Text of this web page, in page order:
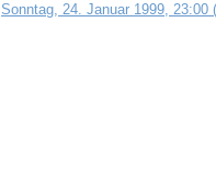
Sonntag, 24. Januar 1999, 23:00